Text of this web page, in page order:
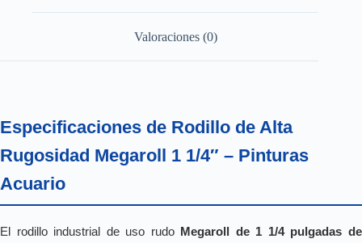
Valoraciones (0)
Especificaciones de Rodillo de Alta
Rugosidad Megaroll 1 1/4″ – Pinturas
Acuario
El rodillo industrial de uso rudo Megaroll de 1 1/4 pulgadas de